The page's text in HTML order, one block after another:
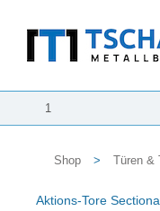
1
Shop > Türen &
Aktions-Tore